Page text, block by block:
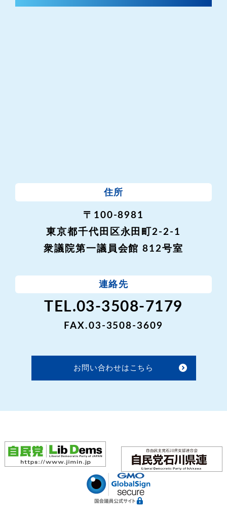
住所
〒100-8981
東京都千代田区永田町2-2-1
衆議院第一議員会館 812号室
連絡先
TEL.03-3508-7179
FAX.03-3508-3609
お問い合わせはこちら